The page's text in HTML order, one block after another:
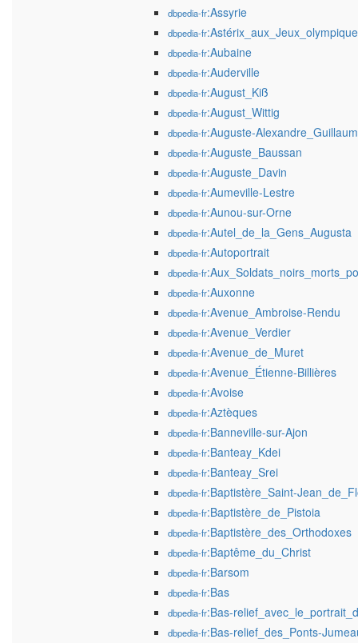
dbpedia-fr:Assyrie
dbpedia-fr
dbpedia-fr:Aubaine
dbpedia-fr:Auderville
dbpedia-fr:August_Kiß
dbpedia-fr:August_Wittig
dbpedia-fr:Auguste-
dbpedia-fr:Auguste_Baussan
dbpedia-fr:Auguste_Davin
dbpedia-fr:Aumeville-Lestre
dbpedia-fr:Aunou-sur-Orne
dbpedia-fr:Autel_de_la_Gens_Augusta
dbpedia-fr:Autoportrait
dbpedia-fr
dbpedia-fr:Auxonne
dbpedia-fr:Avenue_Ambroise-Rendu
dbpedia-fr:Avenue_Verdier
dbpedia-fr:Avenue_de_Muret
dbpedia-fr:Avenue_Étienne-Billières
dbpedia-fr:Avoise
dbpedia-fr:Aztèques
dbpedia-fr:Banneville-sur-Ajon
dbpedia-fr:Banteay_Kdei
dbpedia-fr:Banteay_Srei
dbpedia-fr:Baptistère_Saint-
dbpedia-fr:Baptistère_de_Pistoia
dbpedia-fr:Baptistère_des_Orthodoxes
dbpedia-fr:Baptême_du_Christ
dbpedia-fr:Barsom
dbpedia-fr:Bas
dbpedia-fr:Bas-
dbpedia-fr:Bas-relief_des_Ponts-